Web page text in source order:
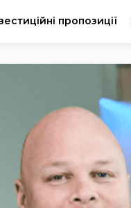
пропозиції